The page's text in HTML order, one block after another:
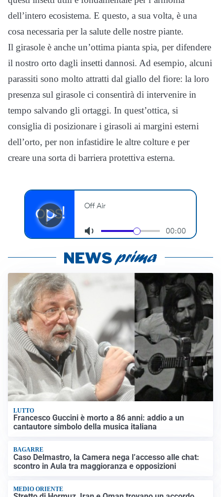
dell’intero ecosistema. E questo, a sua volta, è una
cosa necessaria per la salute delle nostre piante.
Il girasole è anche un’ottima pianta spia, per difendere
il nostro orto dagli insetti dannosi. Ad esempio, alcuni
parassiti sono molto attratti dal giallo del fiore: la loro
presenza sul girasole ci consentirà di intervenire in
tempo salvando gli ortaggi. In quest’ottica, si
consiglia di posizionare i girasoli ai margini esterni
dell’orto, per non infastidire le altre colture e per
creare una sorta di barriera protettiva esterna.
LUTTO
Francesco Guccini è morto a 86 anni: addio a un
cantautore simbolo della musica italiana
BAGARRE
Caso Delmastro, la Camera nega l’accesso alle chat:
scontro in Aula tra maggioranza e opposizioni
MEDIO ORIENTE